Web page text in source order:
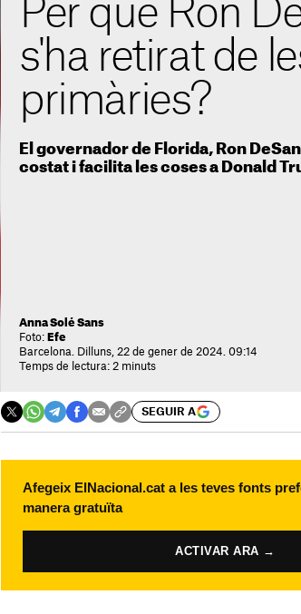
Per què Ron
s'ha retirat de
primàries?
El governador de Florida, Ron
costat i facilita les coses a Donald
Anna Solé Sans
Foto: Efe
Barcelona. Dilluns, 22 de gener de 2024. 09:14
Temps de lectura: 2 minuts
SEGUIR A
Afegeix ElNacional.cat a les teves fonts
manera gratuïta
ACTIVAR ARA →